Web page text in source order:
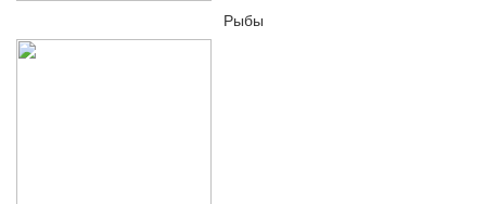
Рыбы